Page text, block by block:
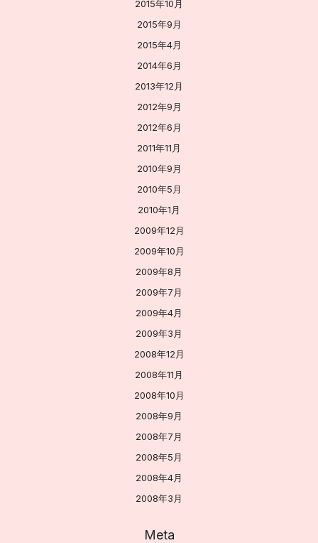
2015年10月
2015年9月
2015年4月
2014年6月
2013年12月
2012年9月
2012年6月
2011年11月
2010年9月
2010年5月
2010年1月
2009年12月
2009年10月
2009年8月
2009年7月
2009年4月
2009年3月
2008年12月
2008年11月
2008年10月
2008年9月
2008年7月
2008年5月
2008年4月
2008年3月
Meta